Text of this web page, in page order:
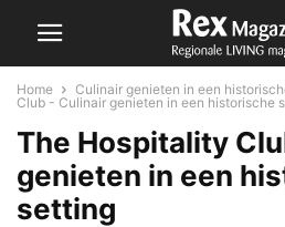
Home Culinair genieten in een
Club - Culinair genieten in een historische
The Hospitality
genieten in een
setting